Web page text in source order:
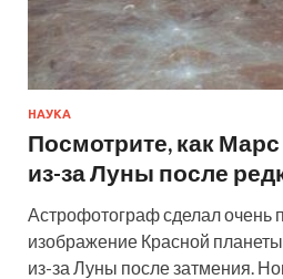
НАУКА
Посмотрите, как
из-за Луны после
Астрофотограф сделал очень
изображение Красной
из-за Луны после затмения.